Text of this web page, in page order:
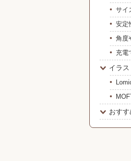
サイ
安定
角度
充電
イラ
おす
イラ